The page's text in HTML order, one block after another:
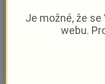
Peggy Kýrová –22.
Je možné, že
webu.